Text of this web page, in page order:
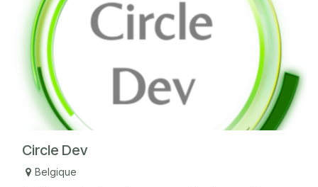
Circle Dev
Belgique